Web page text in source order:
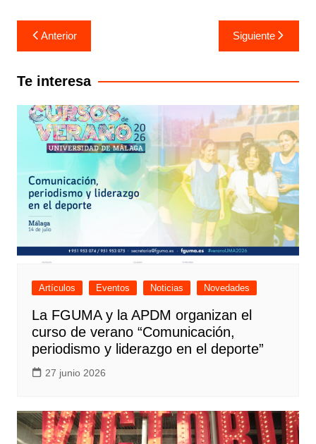
Anterior Siguiente
Te interesa
Artículos Eventos Noticias Novedades
La FGUMA y la APDM organizan el
curso de verano “Comunicación,
periodismo y liderazgo en el deporte”
27 junio 2026